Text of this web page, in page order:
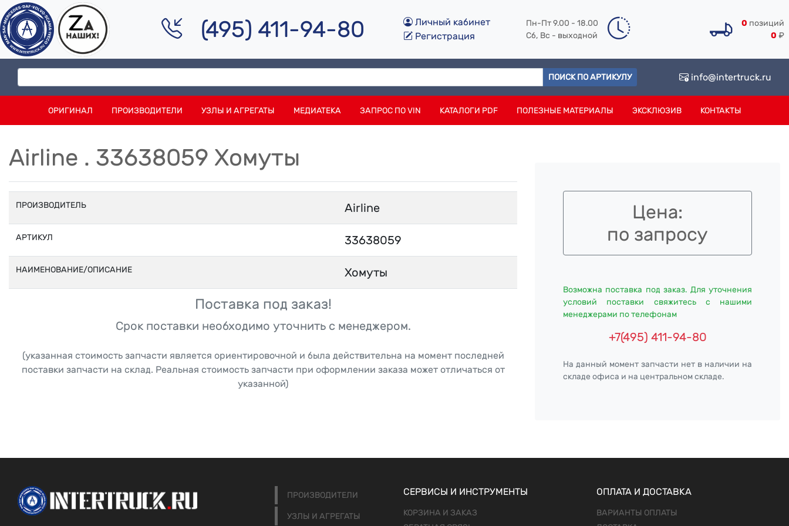
(495) 411-94-80
Личный кабинет
Регистрация
Пн-Пт 9.00 - 18.00
Сб, Вс - выходной
0 позиций
0 ₽
ПОИСК ПО АРТИКУЛУ info@intertruck.ru
ОРИГИНАЛ ПРОИЗВОДИТЕЛИ УЗЛЫ И АГРЕГАТЫ МЕДИАТЕКА ЗАПРОС ПО VIN КАТАЛОГИ PDF ПОЛЕЗНЫЕ МАТЕРИАЛЫ ЭКСКЛЮЗИВ КОНТАКТЫ
Airline . 33638059 Хомуты
ПРОИЗВОДИТЕЛЬ Airline
АРТИКУЛ 33638059
НАИМЕНОВАНИЕ/ОПИСАНИЕ Хомуты
Поставка под заказ!
Срок поставки необходимо уточнить с менеджером.
(указанная стоимость запчасти является ориентировочной и была действительна на момент последней
поставки запчасти на склад. Реальная стоимость запчасти при оформлении заказа может отличаться от
указанной)
Цена:
по запросу
Возможна поставка под заказ. Для уточнения
условий поставки свяжитесь с нашими
менеджерами по телефонам
+7(495) 411-94-80
На данный момент запчасти нет в наличии на
складе офиса и на центральном складе.
ПРОИЗВОДИТЕЛИ
УЗЛЫ И АГРЕГАТЫ
СЕРВИСЫ И ИНСТРУМЕНТЫ
КОРЗИНА И ЗАКАЗ
ОПЛАТА И ДОСТАВКА
ВАРИАНТЫ ОПЛАТЫ